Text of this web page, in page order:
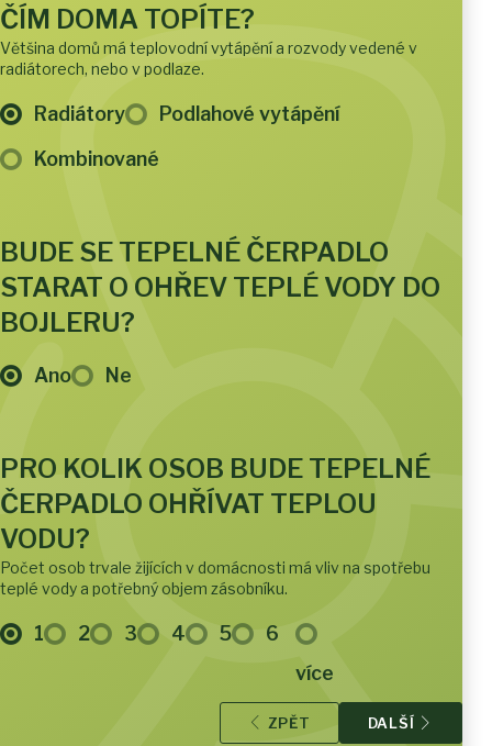
ČÍM DOMA TOPÍTE?
Většina domů má teplovodní vytápění a rozvody vedené v
radiátorech, nebo v podlaze.
Radiátory
Podlahové vytápění
Kombinované
BUDE SE TEPELNÉ ČERPADLO
STARAT O OHŘEV TEPLÉ VODY DO
BOJLERU?
Ano Ne
PRO KOLIK OSOB BUDE TEPELNÉ
ČERPADLO OHŘÍVAT TEPLOU
VODU?
Počet osob trvale žijících v domácnosti má vliv na spotřebu
teplé vody a potřebný objem zásobníku.
1 2 3 4 5
6
více
ZPĚT DALŠÍ